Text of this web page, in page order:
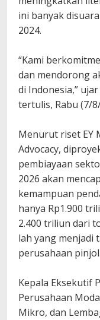
ini banyak
2024.
“Kami
dan mendorong
di Indonesia,”
tertulis, Rabu (7/
Menurut riset EY
Advocacy,
pembiayaan
2026 akan
kemampuan
hanya Rp1.900
2.400 triliun dari
lah yang menjadi
perusahaan pinjol.
Kepala Eksekutif
Perusahaan
Mikro, dan